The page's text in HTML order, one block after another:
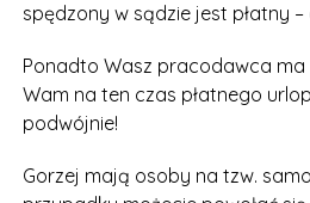
spędzony w sądzie jest płatny
Ponadto Wasz pracodawca ma
Wam na ten czas płatnego
podwójnie!
Gorzej mają osoby na tzw.